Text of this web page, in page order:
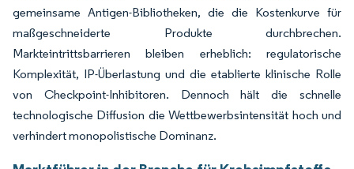
gemeinsame Antigen-Bibliotheken, die die Kostenkurve für
maßgeschneiderte Produkte durchbrechen.
Markteintrittsbarrieren bleiben erheblich: regulatorische
Komplexität, IP-Überlastung und die etablierte klinische Rolle
von Checkpoint-Inhibitoren. Dennoch hält die schnelle
technologische Diffusion die Wettbewerbsintensität hoch und
verhindert monopolistische Dominanz.